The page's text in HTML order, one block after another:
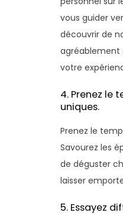
vous guider
découvrir de
agréablement
votre
4. Prenez le
uniques.
Prenez le
Savourez les
de déguster
laisser
5. Essayez